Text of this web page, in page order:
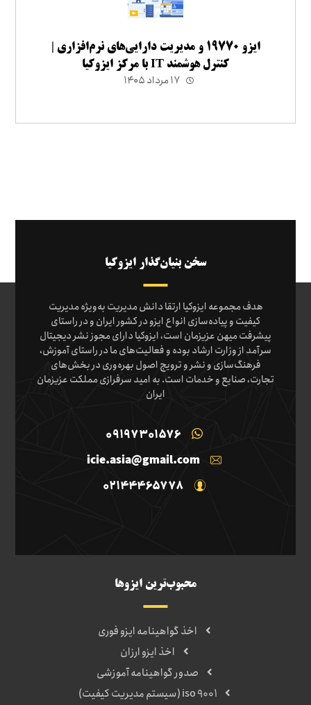
ایزو ۱۹۷۷۰ و مدیریت دارایی‌های نرم‌افزاری |
کنترل هوشمند IT با مرکز ایزوکیا
۱۷ مرداد ۱۴۰۵
سخن بنیان‌گذار ایزوکیا
هدف مجموعه ایزوکیا ارتقا دانش مدیریت به‌ویژه مدیریت
کیفیت و پیاده‌سازی انواع ایزو در کشور ایران و در راستای
پیشرفت میهن عزیزمان است، ایزوکیا دارای مجوز نشر دیجیتال
سرآمد از وزارت ارشاد بوده و فعالیت‌های ما در راستای آموزش،
فرهنگ‌سازی و نشر و ترویج اصول بهره‌وری در بخش‌های
تجارت، صنایع و خدمات است. به امید سرفرازی مملکت عزیزمان
ایران
09197301576
icie.asia@gmail.com
02144465778
محبوب‌ترین ایزوها
اخذ گواهینامه ایزو فوری
اخذ ایزو ارزان
صدور گواهینامه آموزشی
iso 9001 (سیستم مدیریت کیفیت)